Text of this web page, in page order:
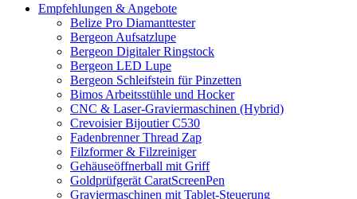
Empfehlungen & Angebote
Belize Pro Diamanttester
Bergeon Aufsatzlupe
Bergeon Digitaler Ringstock
Bergeon LED Lupe
Bergeon Schleifstein für Pinzetten
Bimos Arbeitsstühle und Hocker
CNC & Laser-Graviermaschinen (Hybrid)
Crevoisier Bijoutier C530
Fadenbrenner Thread Zap
Filzformer & Filzreiniger
Gehäuseöffnerball mit Griff
Goldprüfgerät CaratScreenPen
Graviermaschinen mit Tablet-Steuerung